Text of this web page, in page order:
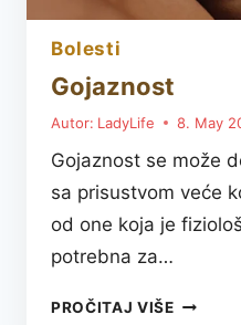
bolesti
Gojaznost
Autor: LadyLife 8. May
Gojaznost se može
sa prisustvom veće
od one koja je
potrebna za…
PROČITAJ VIŠE